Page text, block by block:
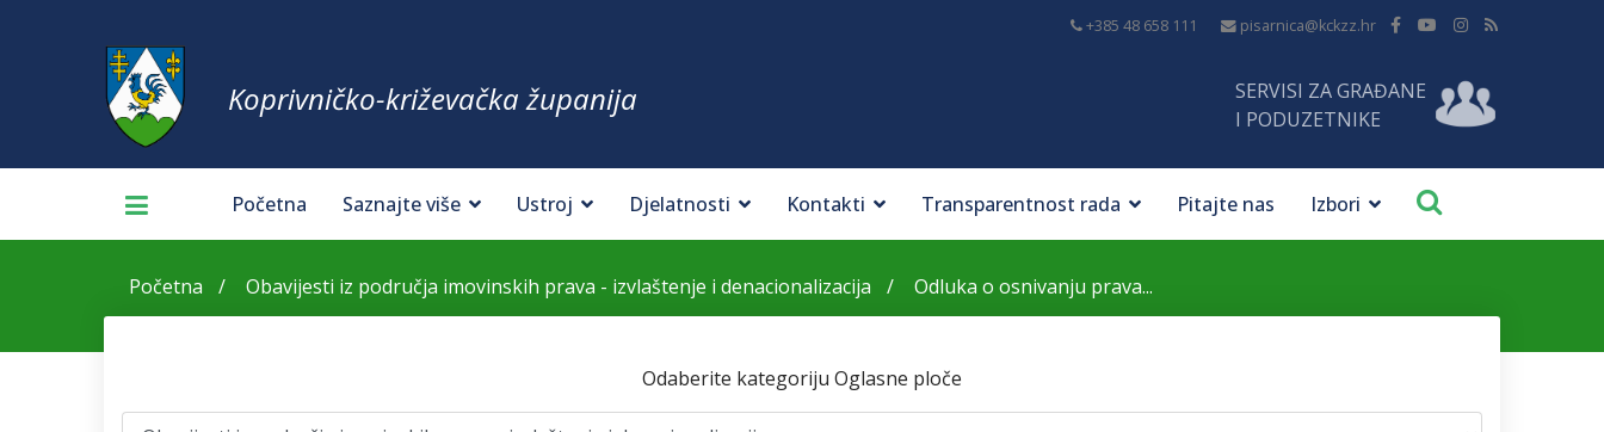
+385 48 658 111 pisarnica@kckzz.hr
Koprivničko-križevačka županija
SERVISI ZA GRAĐANE
I PODUZETNIKE
Početna Saznajte više Ustroj Djelatnosti Kontakti Transparentnost rada Pitajte nas Izbori
Početna Obavijesti iz područja imovinskih prava - izvlaštenje i denacionalizacija Odluka o osnivanju prava...
Odaberite kategoriju Oglasne ploče